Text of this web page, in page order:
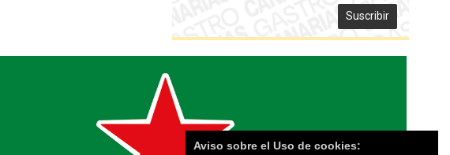
Suscribir
Aviso sobre el Uso de cookies: